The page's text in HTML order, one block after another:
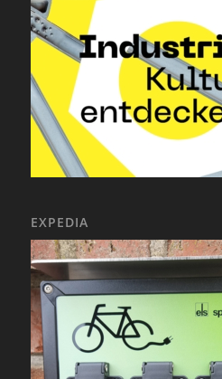
EXPEDIA